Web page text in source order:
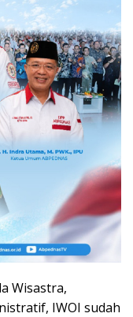
Wisastra,
IWOI sudah